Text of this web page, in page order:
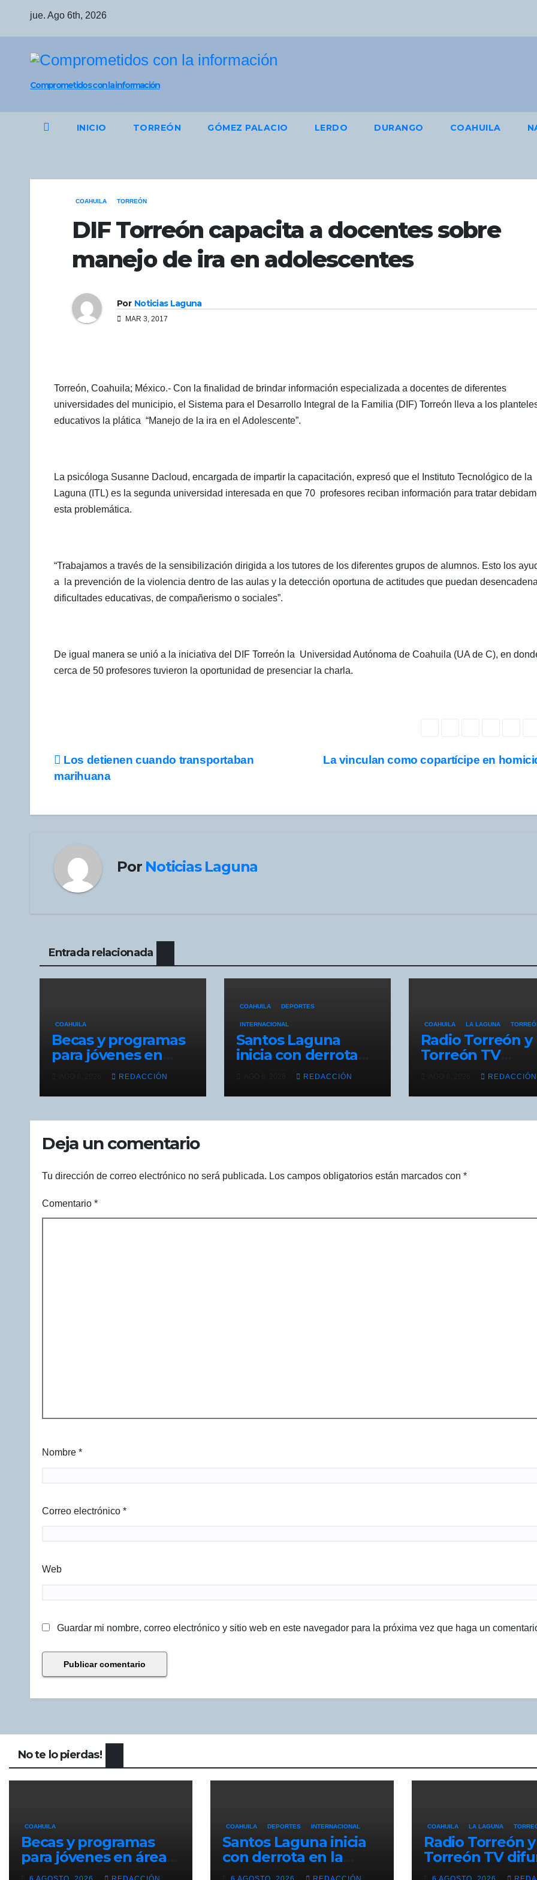
jue. Ago 6th, 2026
Comprometidos con la información
INICIO TORREÓN GÓMEZ PALACIO LERDO DURANGO COAHUILA
COAHUILA TORREÓN
DIF Torreón capacita a docentes sobre
manejo de ira en adolescentes
Por Noticias Laguna
MAR 3, 2017
Torreón, Coahuila; México.- Con la finalidad de brindar información especializada a docentes de diferentes
universidades del municipio, el Sistema para el Desarrollo Integral de la Familia (DIF) Torreón lleva a los
educativos la plática “Manejo de la ira en el Adolescente”.
La psicóloga Susanne Dacloud, encargada de impartir la capacitación, expresó que el Instituto Tecnológico de la
Laguna (ITL) es la segunda universidad interesada en que 70 profesores reciban información para tratar
esta problemática.
“Trabajamos a través de la sensibilización dirigida a los tutores de los diferentes grupos de alumnos. Esto los
a la prevención de la violencia dentro de las aulas y la detección oportuna de actitudes que puedan
dificultades educativas, de compañerismo o sociales”.
De igual manera se unió a la iniciativa del DIF Torreón la Universidad Autónoma de Coahuila (UA de C), en
cerca de 50 profesores tuvieron la oportunidad de presenciar la charla.
Navegación
entradas
La vinculan como copartícipe en
Los detienen cuando transportaban
marihuana
Por Noticias Laguna
Entrada relacionada
COAHUILA
Becas y programas
para jóvenes en
agropecuarias,
plantea Raúl
REDACCIÓN
COAHUILA DEPORTES
INTERNACIONAL
Santos Laguna
inicia con derrota
en la Leagues Cup;
cae 2-0 ante New
York City FC
REDACCIÓN
COAHUILA LA LAGUNA
Radio Torreón y
Torreón TV
difunden
programación
especial por la
REDACCIÓN
Deja un comentario
Tu dirección de correo electrónico no será publicada. Los campos obligatorios están marcados con *
Comentario *
Nombre *
Correo electrónico *
Web
Guardar mi nombre, correo electrónico y sitio web en este navegador para la próxima vez que haga un
No te lo pierdas!
COAHUILA
Becas y programas
para jóvenes en áreas
agropecuarias,
COAHUILA DEPORTES INTERNACIONAL
Santos Laguna inicia
con derrota en la
Leagues Cup; cae 2-0
COAHUILA LA LAGUNA
Radio Torreón y
Torreón TV
programación